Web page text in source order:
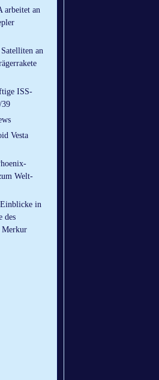
arbeitet an
an
ISS-
39
Vesta
Welt-
in
des
Merkur